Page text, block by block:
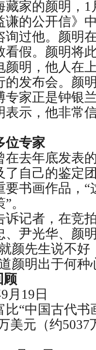
家的颜明， 1
谦的公开信》
询过他。颜明
看假。颜明将
明，他人在上
的发布会。颜
专家正是钟银
表示，他非常
位专家
去年底发表的
了自己的鉴定
要书画作品，
。
记者，在竞拍
、尹光华、颜
颜先生说不
颜明出于何种
顾
9月 19 日
中国古代书
美元（约5037